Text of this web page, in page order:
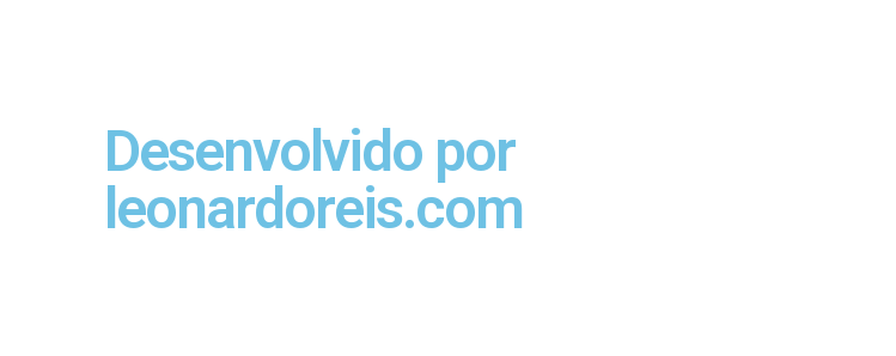
Desenvolvido por
leonardoreis.com